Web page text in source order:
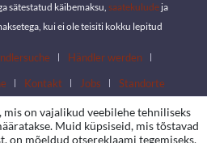
sätestatud käibemaksu, saatekulude ja
kui ei ole teisiti kokku lepitud
Händler werden
Kontakt Jobs Standorte
on vajalikud veebilehe tehniliseks
Muid küpsiseid, mis tõstavad
on mõeldud otsereklaami tegemiseks,